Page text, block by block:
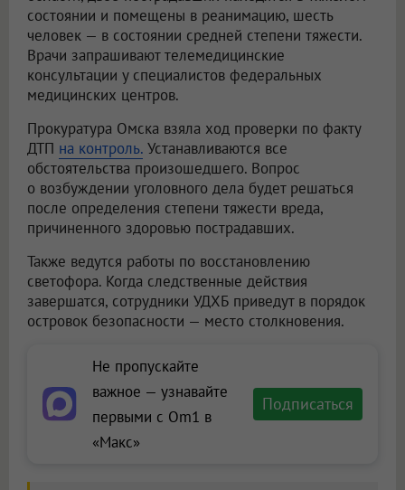
состоянии и помещены в реанимацию, шесть
человек — в состоянии средней степени тяжести.
Врачи запрашивают телемедицинские
консультации у специалистов федеральных
медицинских центров.
Прокуратура Омска взяла ход проверки по факту
ДТП на контроль. Устанавливаются все
обстоятельства произошедшего. Вопрос
о возбуждении уголовного дела будет решаться
после определения степени тяжести вреда,
причиненного здоровью пострадавших.
Также ведутся работы по восстановлению
светофора. Когда следственные действия
завершатся, сотрудники УДХБ приведут в порядок
островок безопасности — место столкновения.
Не пропускайте
важное — узнавайте
первыми с Om1 в
«Макс»
Подписаться